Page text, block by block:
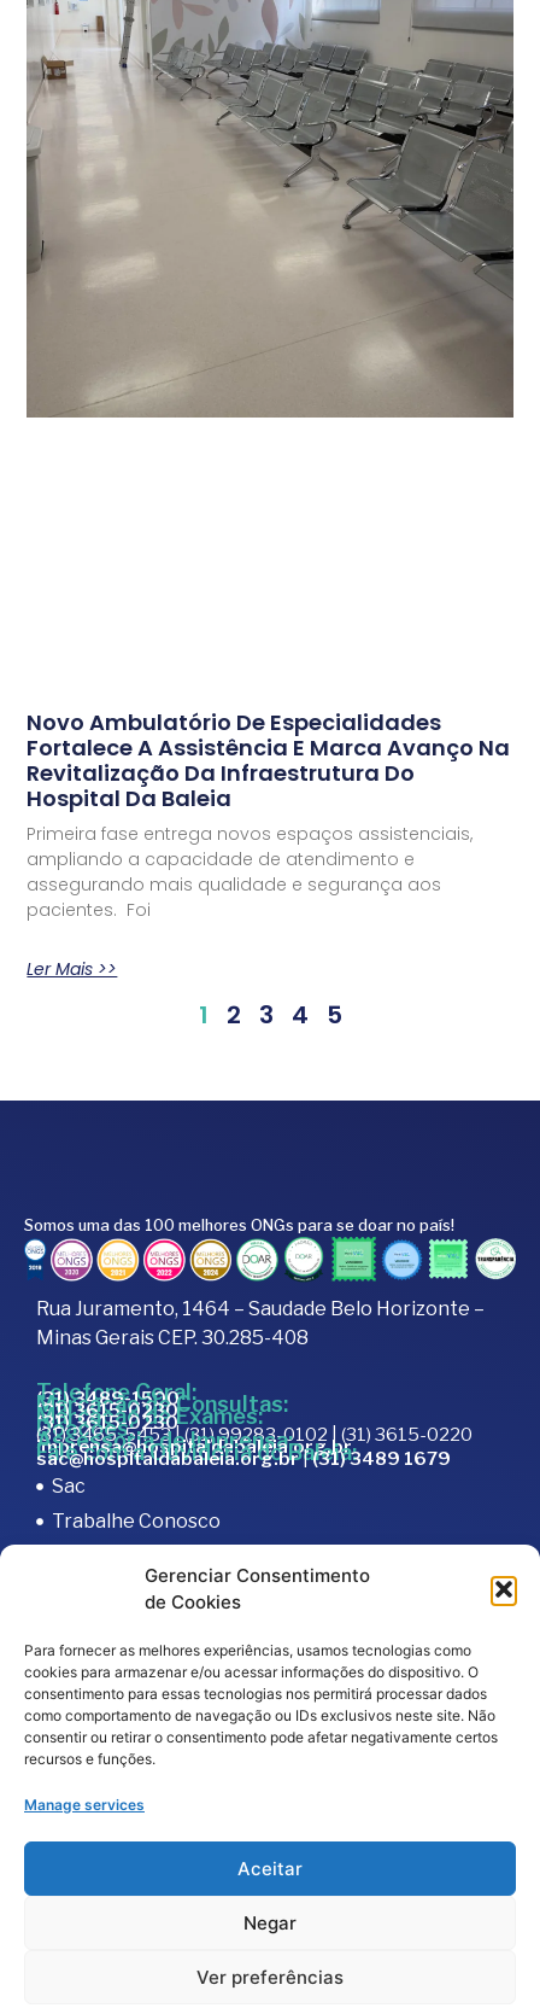
Gerenciar Consentimento
de Cookies
Para fornecer as melhores experiências, usamos tecnologias como
cookies para armazenar e/ou acessar informações do dispositivo. O
consentimento para essas tecnologias nos permitirá processar dados
como comportamento de navegação ou IDs exclusivos neste site. Não
consentir ou retirar o consentimento pode afetar negativamente certos
recursos e funções.
Manage services
Aceitar
Negar
Ver preferências
Novo Ambulatório De Especialidades
Fortalece A Assistência E Marca Avanço Na
Revitalização Da Infraestrutura Do
Hospital Da Baleia
Primeira fase entrega novos espaços assistenciais,
ampliando a capacidade de atendimento e
assegurando mais qualidade e segurança aos
pacientes. Foi
Ler Mais >>
1 2 3 4 5
Somos uma das 100 melhores ONGs para se doar no país!
Rua Juramento, 1464 – Saudade Belo Horizonte –
Minas Gerais CEP. 30.285-408
Telefone Geral:
(31) 3489-1500
Marcação de Consultas:
(31) 3615-0230
Marcação de Exames:
(31) 3615-0230
Doações:
(31) 3465-5453 | (31) 99283-0102 | (31) 3615-0220
Assessoria de Imprensa:
imprensa@hospitaldabaleia.org.br
Fale com a Ouvidoria do Baleia:
sac@hospitaldabaleia.org.br|(31) 3489 1679
Sac
Trabalhe Conosco
Código de Integridade
© Todos os direitos reservados – Hospital da